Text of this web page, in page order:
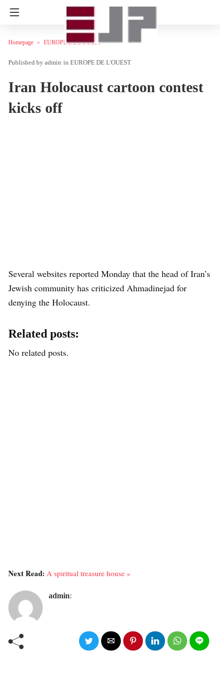
Homepage EUROPE DE L'OUEST
admin in EUROPE DE L'OUEST
Iran Holocaust cartoon contest
kicks off
Several websites reported Monday that the head of Iran’s
Jewish community has criticized Ahmadinejad for
denying the Holocaust.
Related posts:
No related posts.
Next Read: A spiritual treasure house »
admin: